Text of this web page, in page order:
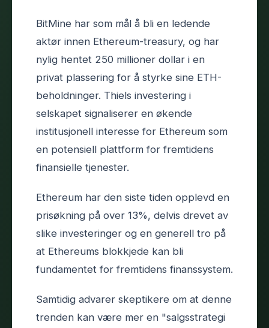
BitMine har som mål å bli en ledende
aktør innen Ethereum-treasury, og har
nylig hentet 250 millioner dollar i en
privat plassering for å styrke sine ETH-
beholdninger. Thiels investering i
selskapet signaliserer en økende
institusjonell interesse for Ethereum som
en potensiell plattform for fremtidens
finansielle tjenester.
Ethereum har den siste tiden opplevd en
prisøkning på over 13%, delvis drevet av
slike investeringer og en generell tro på
at Ethereums blokkjede kan bli
fundamentet for fremtidens finanssystem.
Samtidig advarer skeptikere om at denne
trenden kan være mer en "salgsstrategi